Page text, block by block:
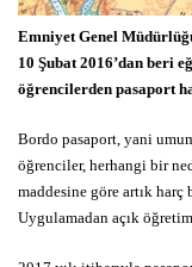
Emniyet Genel
10 Şubat 2016’dan beri
öğrencilerden pasaport
Bordo pasaport, yani
öğrenciler, herhangi bir
maddesine göre artık
Uygulamadan açık